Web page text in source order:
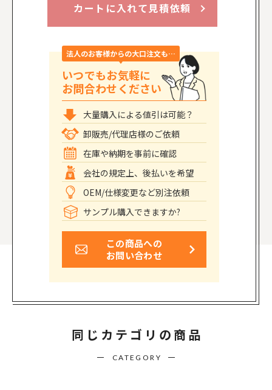
カートに入れて見積依頼
法人のお客様からの大口注文も…
いつでもお気軽に
お問合わせください
大量購入による値引は可能？
卸販売/代理店様のご依頼
在庫や納期を事前に確認
会社の規定上、後払いを希望
OEM/仕様変更など別注依頼
サンプル購入できますか?
この商品への
お問い合わせ
同じカテゴリの商品
CATEGORY